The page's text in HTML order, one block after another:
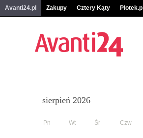
Avanti24.pl Zakupy Cztery Kąty Plotek.pl
sierpień 2026
Pn Wt Śr Czw